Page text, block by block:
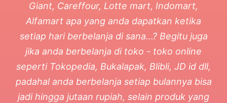
Giant, Careffour, Lotte mart, Indomart,
Alfamart apa yang anda dapatkan ketika
setiap hari berbelanja di sana...? Begitu juga
jika anda berbelanja di toko - toko online
seperti Tokopedia, Bukalapak, Blibli, JD id dll,
padahal anda berbelanja setiap bulannya bisa
jadi hingga jutaan rupiah, selain produk yang